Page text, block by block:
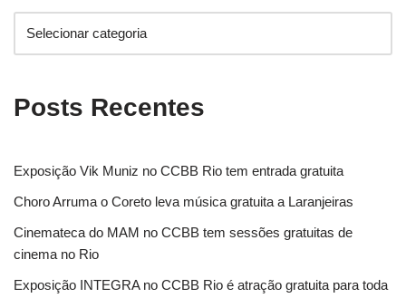
Posts Recentes
Exposição Vik Muniz no CCBB Rio tem entrada gratuita
Choro Arruma o Coreto leva música gratuita a Laranjeiras
Cinemateca do MAM no CCBB tem sessões gratuitas de
cinema no Rio
Exposição INTEGRA no CCBB Rio é atração gratuita para toda